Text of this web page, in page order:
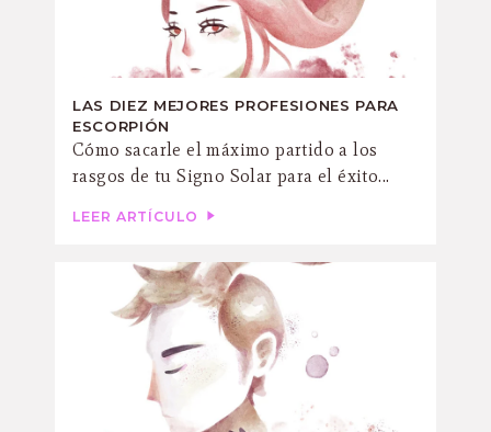
LAS DIEZ MEJORES PROFESIONES PARA
ESCORPIÓN
Cómo sacarle el máximo partido a los
rasgos de tu Signo Solar para el éxito...
LEER ARTÍCULO